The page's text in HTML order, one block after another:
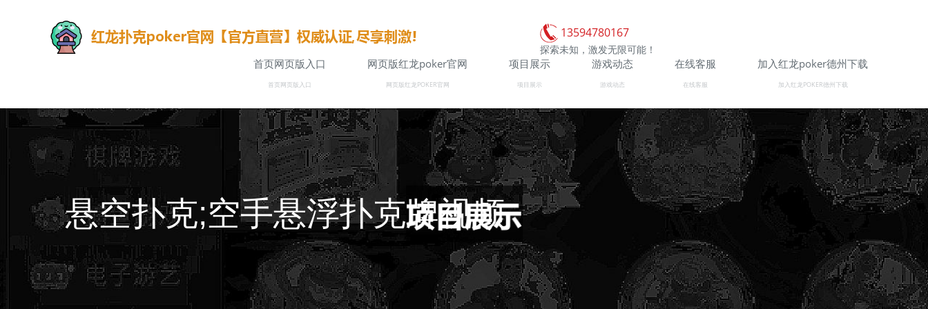
13594780167
探索未知，激发无限可能！
首页网页版入口
首页网页版入口
网页版红龙poker官网
网页版红龙POKER官网
项目展示
项目展示
游戏动态
游戏动态
在线客服
在线客服
加入红龙poker德州下载
加入红龙POKER德州下载
悬空扑克;空手悬浮扑克牌视频